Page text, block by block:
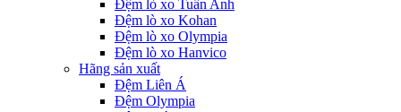
Đệm lò xo Tuấn Anh
Đệm lò xo Kohan
Đệm lò xo Olympia
Đệm lò xo Hanvico
Hãng sản xuất
Đệm Liên Á
Đệm Olympia